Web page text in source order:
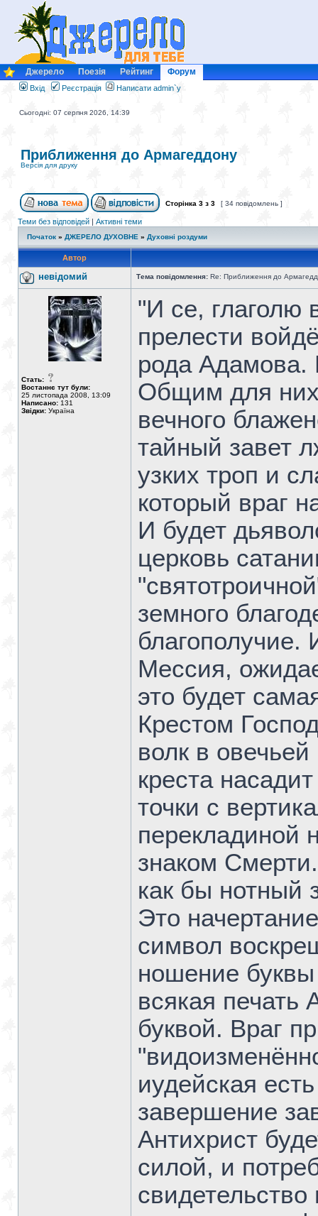
Джерело Поезія Рейтинг Форум
Вхід Реєстрація Написати admin`у
Сьогодні: 07 серпня 2026, 14:39
Приближення до Армагеддону
Версія для друку
Сторінка 3 з 3 [ 34 повідомлень ]
Теми без відповідей | Активні теми
Початок » ДЖЕРЕЛО ДУХОВНЕ » Духовні роздуми
Автор
невідомий Тема повідомлення: Re: Приближення до
Стать:
Востаннє тут були:
25 листопада 2008, 13:09
Написано: 131
Звідки: Україна
"И се, глаголю
прелести
рода Адамова.
Общим для них
вечного
тайный завет
узких троп и
который враг
И будет
церковь
земного
благополучие.
Мессия,
это будет
Крестом
волк в
креста
точки с
перекладиной
знаком
как бы нотный
Это
символ
ношение
всякая печать
буквой. Враг
иудейская
завершение
Антихрист
силой, и